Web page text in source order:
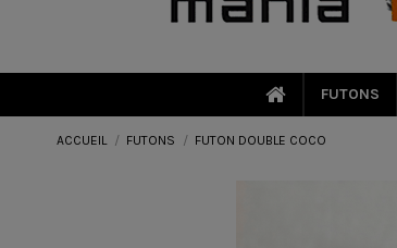
FUTONS
ACCUEIL FUTONS FUTON DOUBLE COCO